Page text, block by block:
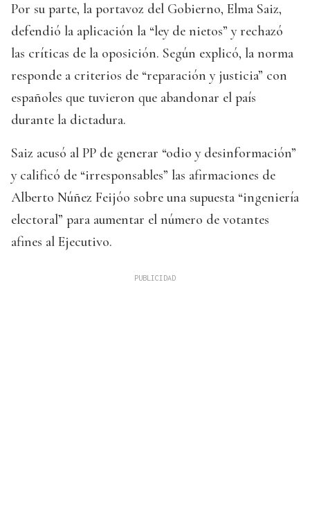
Por su parte, la portavoz del Gobierno, Elma Saiz,
defendió la aplicación la “ley de nietos” y rechazó
las críticas de la oposición. Según explicó, la norma
responde a criterios de “reparación y justicia” con
españoles que tuvieron que abandonar el país
durante la dictadura.
Saiz acusó al PP de generar “odio y desinformación”
y calificó de “irresponsables” las afirmaciones de
Alberto Núñez Feijóo sobre una supuesta “ingeniería
electoral” para aumentar el número de votantes
afines al Ejecutivo.